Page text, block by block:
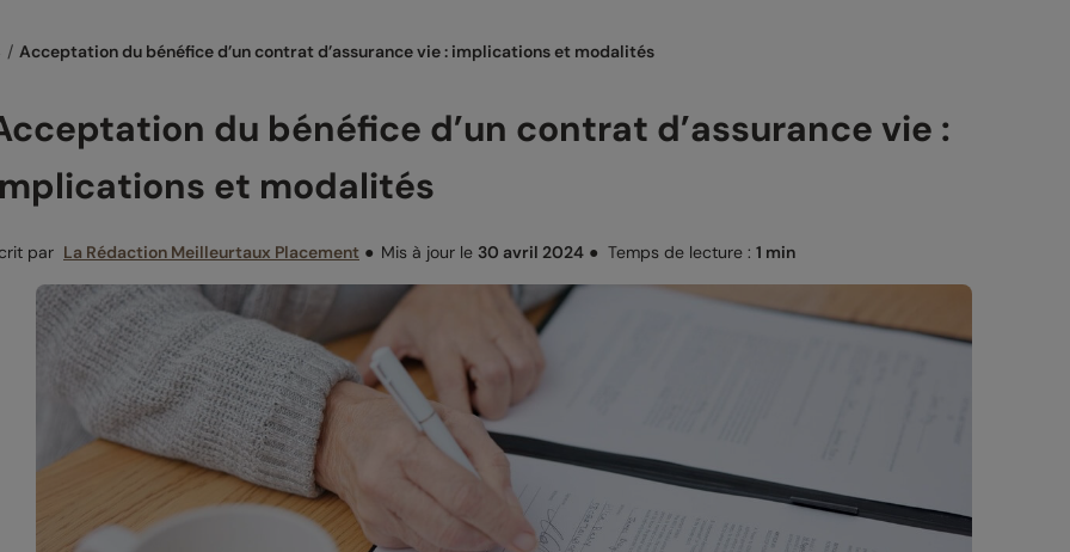
Acceptation du bénéfice d’un contrat d’assurance vie : implications et modalités
du bénéfice d’un contrat d’assurance vie :
et modalités
par La Rédaction Meilleurtaux Placement ● Mis à jour le 30 avril 2024 ● Temps de lecture : 1 min